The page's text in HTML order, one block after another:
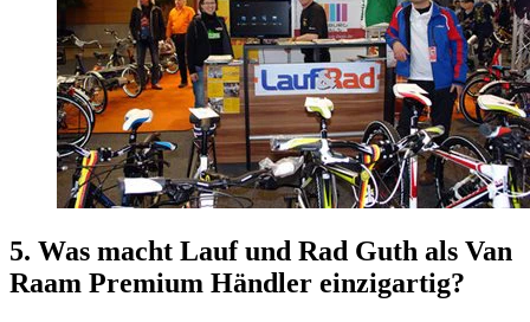
5. Was macht Lauf und Rad Guth als Van
Raam Premium Händler einzigartig?